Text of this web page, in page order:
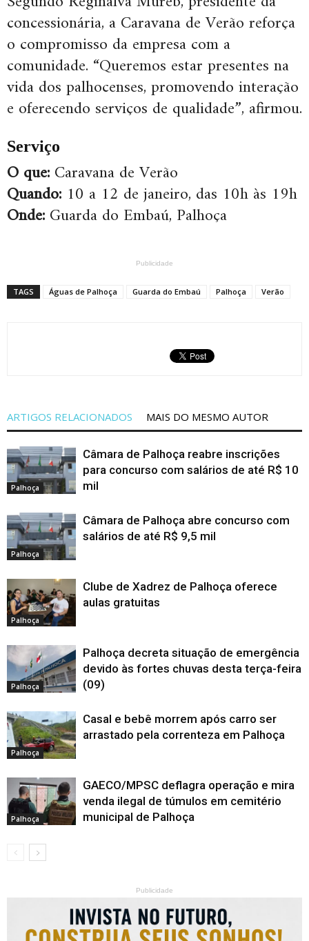
concessionária, a Caravana de Verão reforça
o compromisso da empresa com a
comunidade. “Queremos estar presentes na
vida dos palhocenses, promovendo interação
e oferecendo serviços de qualidade”, afirmou.
Serviço
O que:Caravana de Verão
Quando: 10 a 12 de janeiro, das 10h às 19h
Onde:Guarda do Embaú, Palhoça
Publicidade
TAGS Águas de Palhoça Guarda do Embaú Palhoça Verão
ARTIGOS RELACIONADOS MAIS DO MESMO AUTOR
Palhoça
Câmara de Palhoça reabre inscrições
para concurso com salários de até R$ 10
mil
Palhoça
Câmara de Palhoça abre concurso com
salários de até R$ 9,5 mil
Palhoça
Clube de Xadrez de Palhoça oferece
aulas gratuitas
Palhoça
Palhoça decreta situação de emergência
devido às fortes chuvas desta terça-feira
(09)
Palhoça
Casal e bebê morrem após carro ser
arrastado pela correnteza em Palhoça
Palhoça
GAECO/MPSC deflagra operação e mira
venda ilegal de túmulos em cemitério
municipal de Palhoça
Publicidade